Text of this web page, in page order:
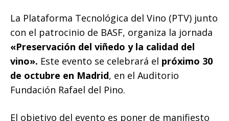
La Plataforma Tecnológica del Vino (PTV) junto
con el patrocinio de BASF, organiza la jornada
«Preservación del viñedo y la calidad del
vino». Este evento se celebrará el próximo 30
de octubre en Madrid, en el Auditorio
Fundación Rafael del Pino.
El objetivo del evento es poner de manifiesto